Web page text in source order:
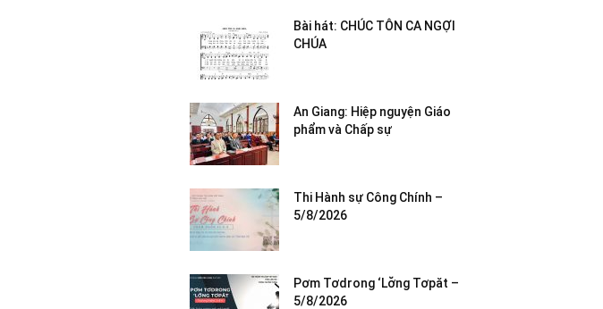
Bài hát: CHÚC TÔN CA NGỢI
CHÚA
An Giang: Hiệp nguyện Giáo
phẩm và Chấp sự
Thi Hành sự Công Chính –
5/8/2026
Pơm Tơdrong ‘Lơ̆ng Tơpăt –
5/8/2026